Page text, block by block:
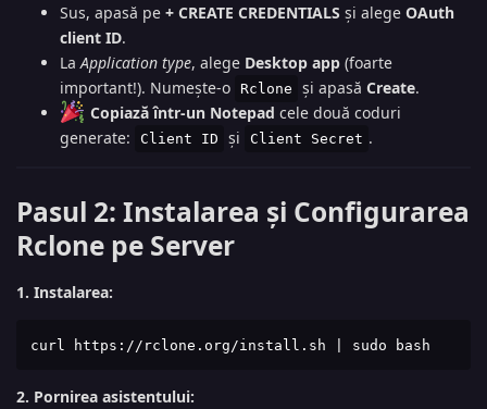
Sus, apasă pe + CREATE CREDENTIALS și alege OAuth
client ID.
La Application type, alege Desktop app (foarte
important!). Numește-o
Rclone și apasă Create.
Copiază într-un Notepad cele două coduri
generate:
Client ID și Client Secret .
Pasul 2: Instalarea și Configurarea
Rclone pe Server
1. Instalarea:
curl https://rclone.org/install.sh | sudo bash
2. Pornirea asistentului: